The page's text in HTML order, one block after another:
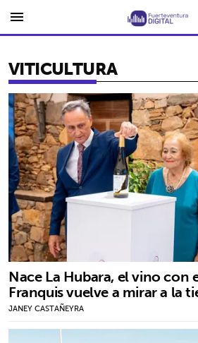
menu
VITICULTURA
Nace La Hubara, el vino con
Franquis vuelve a mirar a la
JANEY CASTAÑEYRA